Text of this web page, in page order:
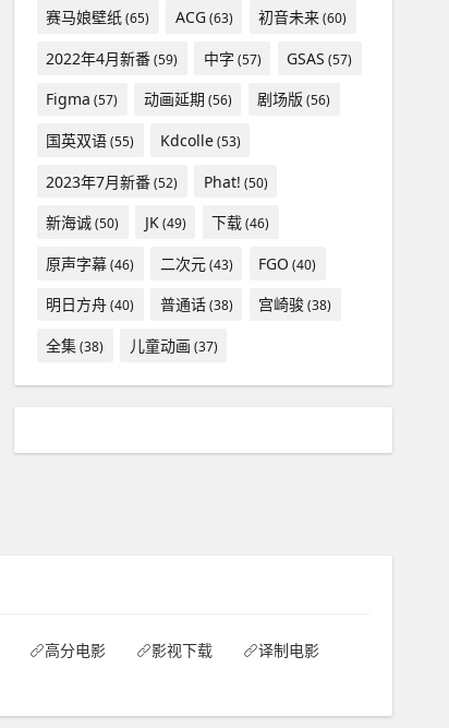
赛马娘壁纸(65) ACG(63) 初音未来(60)
2022年4月新番(59) 中字 (57) GSAS (57)
Figma (57) 动画延期 (56) 剧场版 (56)
国英双语(55) Kdcolle(53)
2023年7月新番(52) Phat! (50)
新海诚(50) JK(49) 下载(46)
原声字幕(46) 二次元(43) FGO (40)
明日方舟(40) 普通话(38) 宫崎骏(38)
全集(38) 儿童动画 (37)
高分电影 影视下载
译制电影